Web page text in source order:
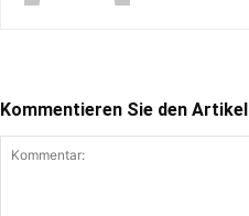
Kommentieren Sie den Artikel